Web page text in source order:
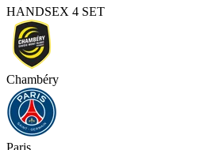
HANDSEX 4 SET
Chambéry
Paris